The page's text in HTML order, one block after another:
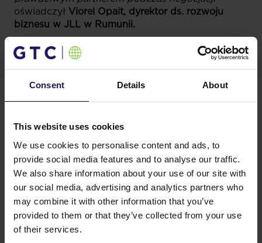
Consent Details About
This website uses cookies
We use cookies to personalise content and ads, to
provide social media features and to analyse our traffic.
We also share information about your use of our site with
our social media, advertising and analytics partners who
may combine it with other information that you’ve
provided to them or that they’ve collected from your use
of their services.
oświadczył Viorel Opait, dyrektor ds. rozwoju
biznesu w JLL w Rumunii.
GTC cieszy się w 2022 roku w Rumunii dobrą passą.
Romania oraz przedłużyła dwie umowy z obecnymi
Zlokalizowany w północnej części Bukaresztu
charakterystyczny biurowiec City Gate przeszedł
niedawno gruntowny proces renowacji. GTC
zainwestowało w niego 3,5 miliona euro, odnawiając
lobby, główną recepcje północnej wieży
oraz unowocześniając systemy operacyjne budynku.
Nowy system wentylacji zapewnia lepszy komfort